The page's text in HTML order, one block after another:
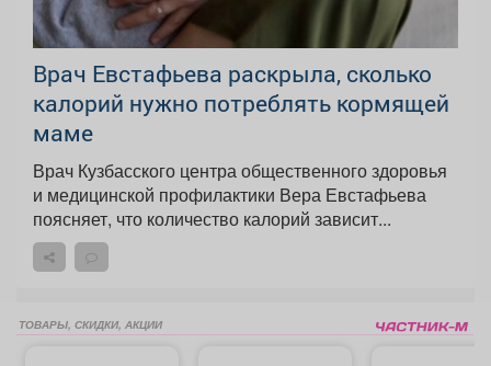
Врач Евстафьева раскрыла, сколько
калорий нужно потреблять кормящей
маме
Врач Кузбасского центра общественного здоровья
и медицинской профилактики Вера Евстафьева
поясняет, что количество калорий зависит...
ТОВАРЫ, СКИДКИ, АКЦИИ